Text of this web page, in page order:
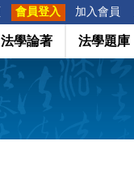
會員登入 加入會員
法學論著 法學題庫